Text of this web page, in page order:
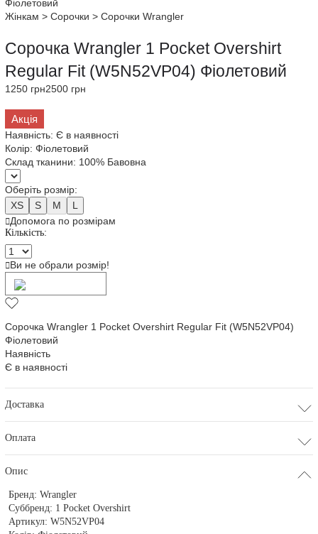
Жінкам >Сорочки >Сорочки Wrangler
Сорочка Wrangler 1 Pocket Overshirt
Regular Fit (W5N52VP04) Фіолетовий
1250 грн2500 грн
Акція
Наявність:Є в наявності
Колір:Фіолетовий
Склад тканини: 100% Бавовна
Оберіть розмір:
XS
S M
L
Допомога по розмірам
Кількість:
Ви не обрали розмір!
Сорочка Wrangler 1 Pocket Overshirt Regular Fit (W5N52VP04)
Фіолетовий
Наявність
Є в наявності
Доставка
Оплата
Опис
Бренд:Wrangler
Суббренд: 1 Pocket Overshirt
Артикул:W5N52VP04